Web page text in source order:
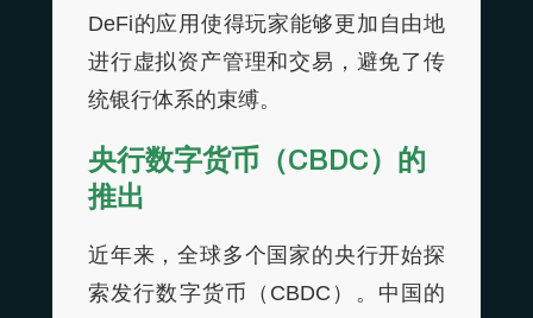
DeFi的应用使得玩家能够更加自由地
进行虚拟资产管理和交易，避免了传
统银行体系的束缚。
央行数字货币（CBDC）的
推出
近年来，全球多个国家的央行开始探
索发行数字货币（CBDC）。中国的